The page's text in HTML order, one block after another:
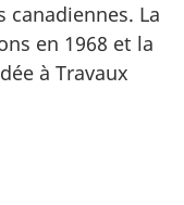
canadiennes. La
en 1968 et la
à Travaux